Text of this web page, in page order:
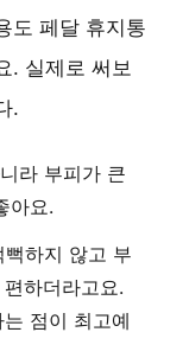
도 페달 휴지통
. 실제로 써보
.
라 부피가 큰
아요.
하지 않고 부
하더라고요.
점이 최고예